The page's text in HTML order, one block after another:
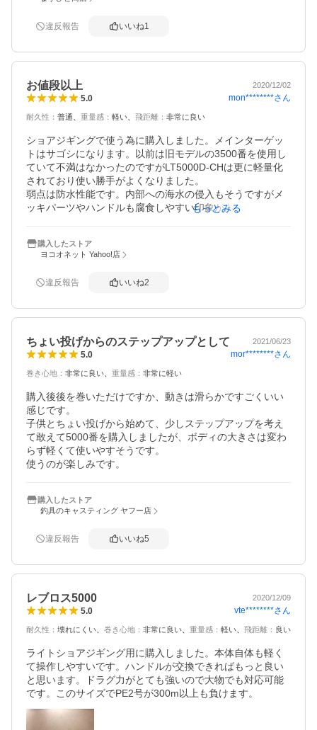
使えることも実釣派には重要です。
壊れたら買い直せば良いのですから。
違反報告 いいね1
お値段以上 2020/12/02
5.0 mon********さん
耐久性 ： 普通 重量感 ： 軽い 飛距離 ： 非常に良い
ショアジギングで使う為に購入しました。メインターゲッ
トはサゴシになります。以前は旧モデルの3500番を使用し
ていて不満はなかったのですがLT5000D-CHは更に軽量化
されており使い勝手がよくなりました。
弱点は防水性能です。内部への海水の侵入もそうですがメ
ッキパーツやハンドルも腐食しやすい印象があるので釣行
もっとみる
購入したストア
ヨコオネット Yahoo!店
違反報告 いいね2
ちょい投げからのステップアップとして 2021/06/23
5.0 mor********さん
巻き心地 ： 非常に良い 重量感 ： 非常に軽い
購入後後を巻いただけですか、動きは滑らかですごくいい
感じです。
子供とちょい投げから始めて、少しステップアップを考え
て敢えて5000番を購入しましたが、ボディの大きさは変わ
らず軽くて使いやすそうです。
使うのが楽しみです。
購入したストア
釣具のキャスティング ヤフー店
違反報告 いいね5
レブロス5000 2020/12/09
5.0 vte********さん
耐久性 ： 壊れにくい 巻き心地 ： 非常に良い 重量感 ： 軽い 飛距離 ： 良い
ライトショアジギング用に購入しました。本体自体も軽く
て操作しやすいです。ハンドルが交換できればもっと良い
と思います。ドラグ力がとても強いので大物でも対応可能
です。このサイズでPE2号が300m以上も負けます。